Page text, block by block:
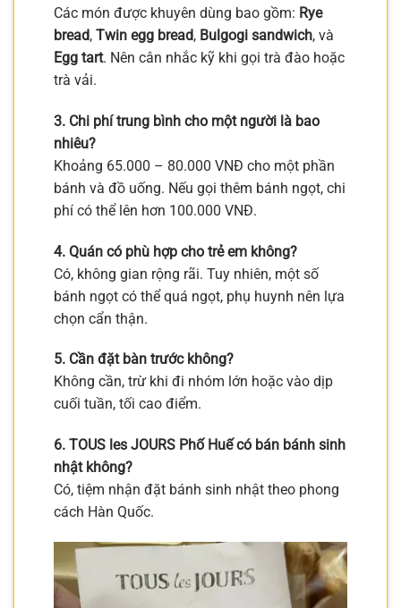
Các món được khuyên dùng bao gồm: Rye
bread, Twin egg bread, Bulgogi sandwich, và
Egg tart. Nên cân nhắc kỹ khi gọi trà đào hoặc
trà vải.
3. Chi phí trung bình cho một người là bao
nhiêu?
Khoảng 65.000 – 80.000 VNĐ cho một phần
bánh và đồ uống. Nếu gọi thêm bánh ngọt, chi
phí có thể lên hơn 100.000 VNĐ.
4. Quán có phù hợp cho trẻ em không?
Có, không gian rộng rãi. Tuy nhiên, một số
bánh ngọt có thể quá ngọt, phụ huynh nên lựa
chọn cẩn thận.
5. Cần đặt bàn trước không?
Không cần, trừ khi đi nhóm lớn hoặc vào dịp
cuối tuần, tối cao điểm.
6. TOUS les JOURS Phố Huế có bán bánh sinh
nhật không?
Có, tiệm nhận đặt bánh sinh nhật theo phong
cách Hàn Quốc.